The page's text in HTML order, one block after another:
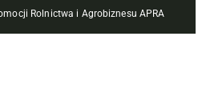
Rolnictwa i Agrobiznesu APRA